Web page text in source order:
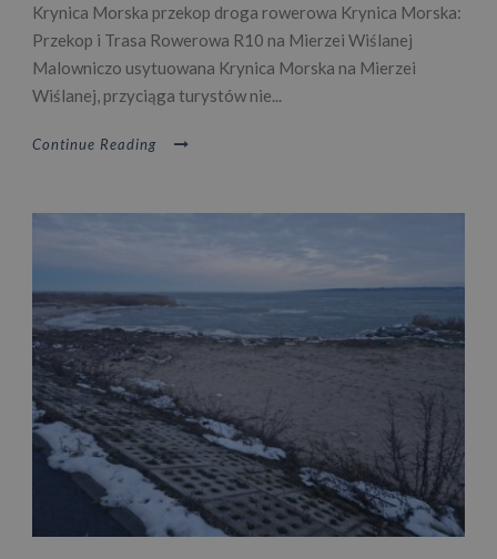
Krynica Morska przekop droga rowerowa Krynica Morska:
Przekop i Trasa Rowerowa R10 na Mierzei Wiślanej
Malowniczo usytuowana Krynica Morska na Mierzei
Wiślanej, przyciąga turystów nie...
Continue Reading